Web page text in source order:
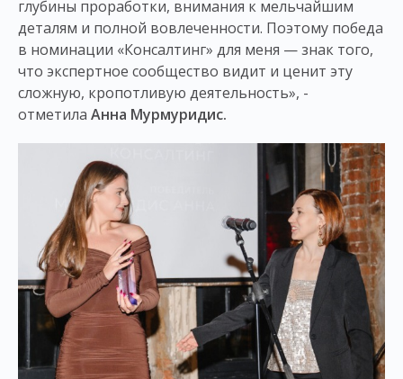
глубины проработки, внимания к мельчайшим
деталям и полной вовлеченности. Поэтому победа
в номинации «Консалтинг» для меня — знак того,
что экспертное сообщество видит и ценит эту
сложную, кропотливую деятельность», -
отметила Анна Мурмуридис.